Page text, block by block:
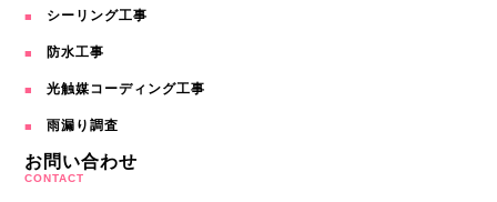
シーリング工事
防水工事
光触媒コーディング工事
雨漏り調査
お問い合わせ
CONTACT